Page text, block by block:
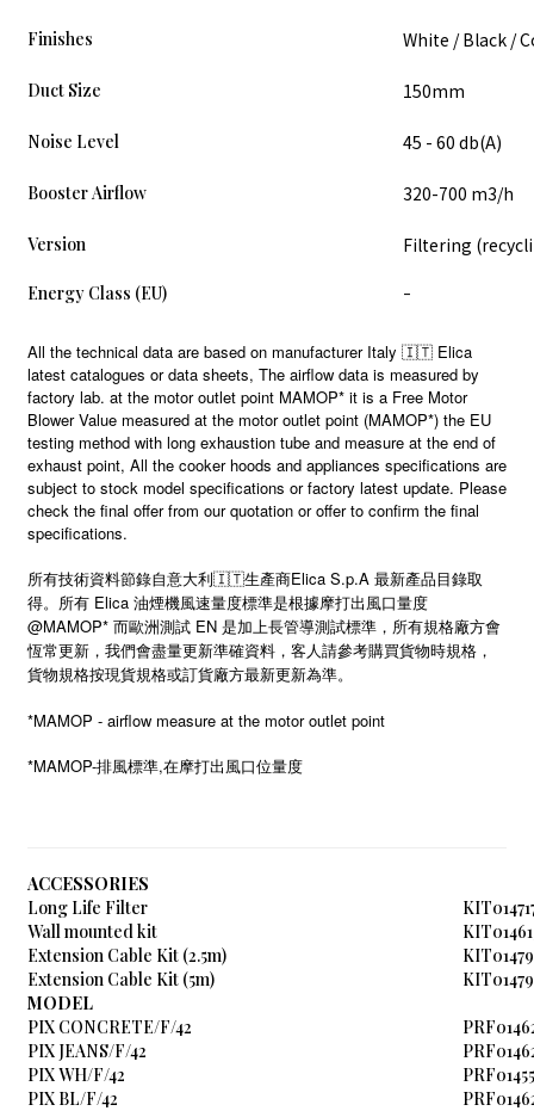
Finishes White / Black /
Duct Size 150mm
Noise Level 45 - 60 db(A)
Booster Airflow 320-700 m3/h
Version Filtering
Energy Class (EU) -
All the technical data are based on manufacturer Italy 🇮🇹 Elica
latest catalogues or data sheets, The airflow data is measured by
factory lab. at the motor outlet point MAMOP* it is a Free Motor
Blower Value measured at the motor outlet point (MAMOP*) the EU
testing method with long exhaustion tube and measure at the end of
exhaust point, All the cooker hoods and appliances specifications are
subject to stock model specifications or factory latest update. Please
check the final offer from our quotation or offer to confirm the final
specifications.
所有技術資料節錄自意大利🇮🇹生產商Elica S.p.A 最新產品目錄取
得。所有 Elica 油煙機風速量度標準是根據摩打出風口量度
@MAMOP* 而歐洲測試 EN 是加上長管導測試標準，所有規格廠方會
恆常更新，我們會盡量更新準確資料，客人請參考購買貨物時規格，
貨物規格按現貨規格或訂貨廠方最新更新為準。
*MAMOP - airflow measure at the motor outlet point
*MAMOP-排風標準,在摩打出風口位量度
ACCESSORIES
Long Life Filter
Wall mounted kit
Extension Cable Kit (2.5m)
Extension Cable Kit (5m)
MODEL
PIX CONCRETE/F/42
PIX JEANS/F/42
PIX WH/F/42
PIX BL/F/42